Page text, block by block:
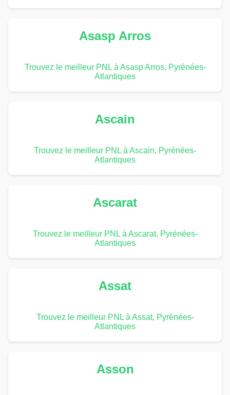
Asasp Arros
Trouvez le meilleur PNL à Asasp Arros, Pyrénées-
Atlantiques
Ascain
Trouvez le meilleur PNL à Ascain, Pyrénées-
Atlantiques
Ascarat
Trouvez le meilleur PNL à Ascarat, Pyrénées-
Atlantiques
Assat
Trouvez le meilleur PNL à Assat, Pyrénées-
Atlantiques
Asson